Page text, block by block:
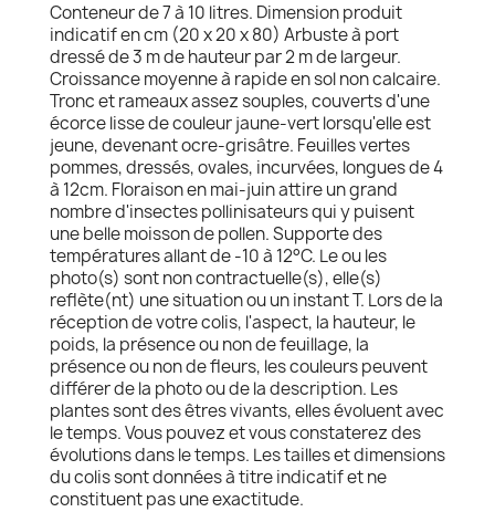
Conteneur de 7 à 10 litres. Dimension produit
indicatif en cm (20 x 20 x 80) Arbuste à port
dressé de 3 m de hauteur par 2 m de largeur.
Croissance moyenne à rapide en sol non calcaire.
Tronc et rameaux assez souples, couverts d'une
écorce lisse de couleur jaune-vert lorsqu'elle est
jeune, devenant ocre-grisâtre. Feuilles vertes
pommes, dressés, ovales, incurvées, longues de 4
à 12cm. Floraison en mai-juin attire un grand
nombre d'insectes pollinisateurs qui y puisent
une belle moisson de pollen. Supporte des
températures allant de -10 à 12°C. Le ou les
photo(s) sont non contractuelle(s), elle(s)
reflète(nt) une situation ou un instant T. Lors de la
réception de votre colis, l'aspect, la hauteur, le
poids, la présence ou non de feuillage, la
présence ou non de fleurs, les couleurs peuvent
différer de la photo ou de la description. Les
plantes sont des êtres vivants, elles évoluent avec
le temps. Vous pouvez et vous constaterez des
évolutions dans le temps. Les tailles et dimensions
du colis sont données à titre indicatif et ne
constituent pas une exactitude.